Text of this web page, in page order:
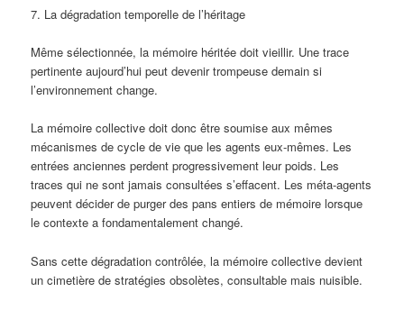
7. La dégradation temporelle de l’héritage
Même sélectionnée, la mémoire héritée doit vieillir. Une trace
pertinente aujourd’hui peut devenir trompeuse demain si
l’environnement change.
La mémoire collective doit donc être soumise aux mêmes
mécanismes de cycle de vie que les agents eux-mêmes. Les
entrées anciennes perdent progressivement leur poids. Les
traces qui ne sont jamais consultées s’effacent. Les méta-agents
peuvent décider de purger des pans entiers de mémoire lorsque
le contexte a fondamentalement changé.
Sans cette dégradation contrôlée, la mémoire collective devient
un cimetière de stratégies obsolètes, consultable mais nuisible.